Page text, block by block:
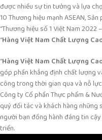
được nhiều sự tin tưởng và lựa
10 Thương hiệu mạnh ASEAN,
“Thương hiệu số 1 Việt Nam 2022
“Hàng Việt Nam Chất Lượng
“Hàng Việt Nam Chất Lượng
góp phần khẳng định chất lượng
công trong thời gian qua và nỗ
Công ty Cổ phần Thực phẩm &
quý đối tác và khách hàng những
người bạn đồng hành đáng tin
triển.